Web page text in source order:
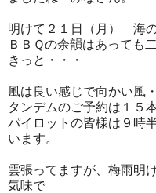
明けて２１日（月） 海の
ＢＢＱの余韻はあっても
きっと・・・
風は良い感じで向かい風
タンデムのご予約は１５
パイロットの皆様は９時
います。
雲張ってますが、梅雨明
気味で